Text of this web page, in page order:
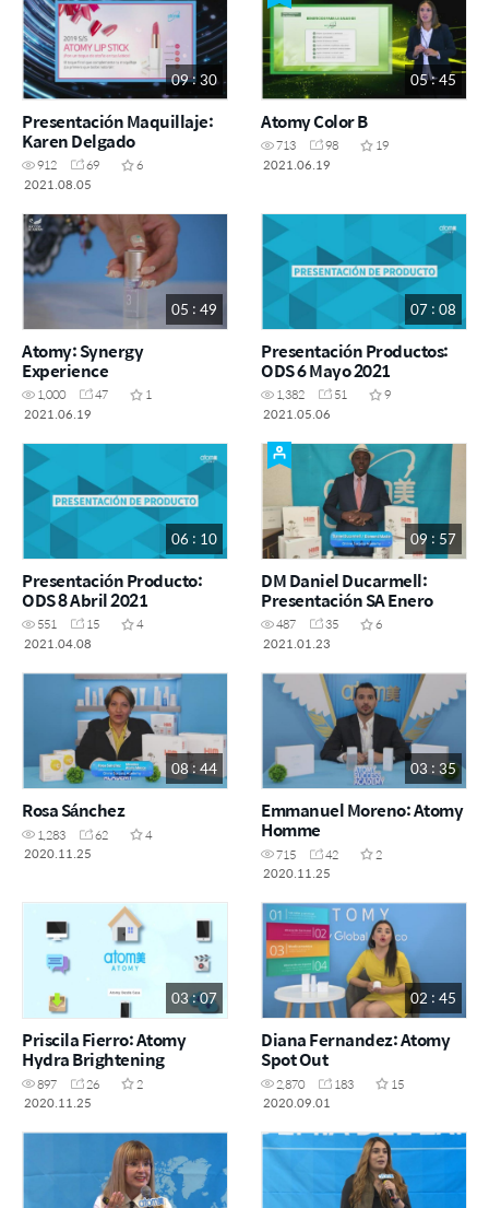
09 : 30
Presentación Maquillaje:
Karen Delgado
912 69
6
2021.08.05
05 : 45
Atomy Color B
713 98
19
2021.06.19
05 : 49
Atomy: Synergy
Experience
1,000 47
1
2021.06.19
07 : 08
Presentación Productos:
ODS 6 Mayo 2021
1,382 51
9
2021.05.06
06 : 10
Presentación Producto:
ODS 8 Abril 2021
551 15
4
2021.04.08
09 : 57
DM Daniel Ducarmell:
Presentación SA Enero
487 35
6
2021.01.23
08 : 44
Rosa Sánchez
1,283 62
4
2020.11.25
03 : 35
Emmanuel Moreno: Atomy
Homme
715 42
2
2020.11.25
03 : 07
Priscila Fierro: Atomy
Hydra Brightening
897 26
2
2020.11.25
02 : 45
Diana Fernandez: Atomy
Spot Out
2,870 183
15
2020.09.01